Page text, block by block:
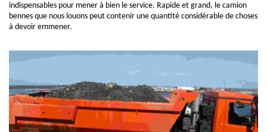
indispensables pour mener à bien le service. Rapide et grand, le camion
bennes que nous louons peut contenir une quantité considérable de choses
à devoir emmener.